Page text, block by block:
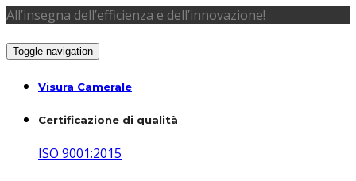
All’insegna dell’efficienza e dell’innovazione!
Toggle navigation
Visura Camerale
Certificazione di qualità
ISO 9001:2015